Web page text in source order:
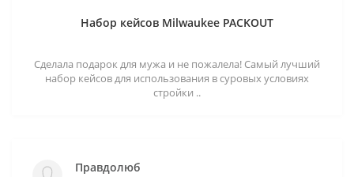
Набор кейсов Milwaukee PACKOUT
Сделала подарок для мужа и не пожалела! Самый лучший
набор кейсов для использования в суровых условиях
стройки ..
Правдолюб